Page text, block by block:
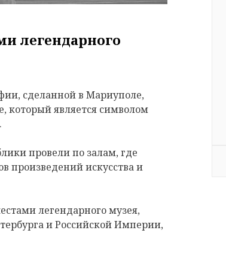
легендарного
сделанной в Мариуполе,
который является символом
провели по залам, где
произведений искусства и
легендарного музея,
и Российской Империи,